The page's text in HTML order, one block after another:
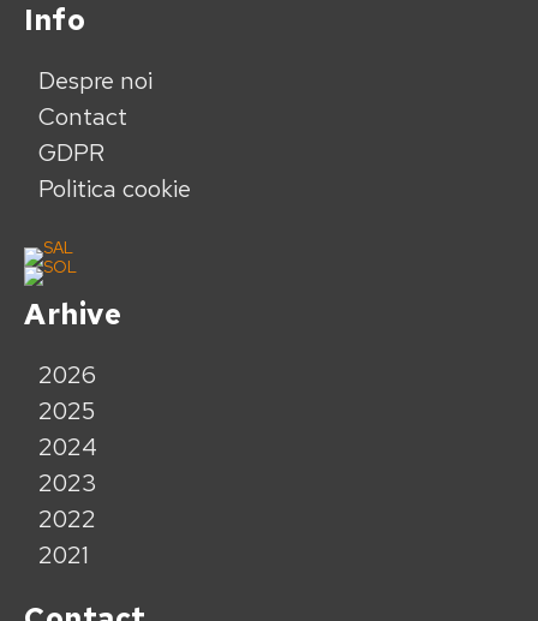
Info
Despre noi
Contact
GDPR
Politica cookie
Arhive
2026
2025
2024
2023
2022
2021